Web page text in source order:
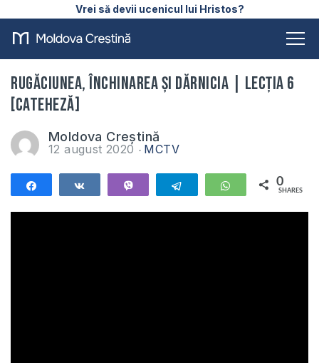
Vrei să devii ucenicul lui Hristos?
Rugăciunea, Închinarea și Dărnicia | Lecția 6
[Cateheză]
Moldova Creștină
12 august 2020 MCTV
Telegram WhatsApp
0
SHARES